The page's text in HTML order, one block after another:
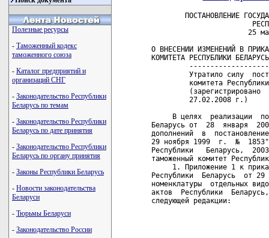
Полезные ресурсы
- Таможенный кодекс
таможенного союза
- Каталог предприятий и
организаций СНГ
- Законодательство Республики
Беларусь по темам
- Законодательство Республики
Беларусь по дате принятия
- Законодательство Республики
Беларусь по органу принятия
- Законы Республики Беларусь
- Новости законодательства
Беларуси
- Тюрьмы Беларуси
- Законодательство России
ПОСТАНОВЛЕНИЕ
25
О ВНЕСЕНИИ ИЗМЕНЕНИЙ В
КОМИТЕТА РЕСПУБЛИКИ
Утратило силу
комитета
(зарегистрировано
         27.02.2008 г.)
В целях  реализации
Беларусь от  28  января
дополнений  в
29 ноября 1999  г.  №  1853"
Республики   Беларусь,
таможенный комитет
1. Приложение 1 к
Республики  Беларусь  от
номенклатуры  отдельных
актов  Республики
следующей редакции: